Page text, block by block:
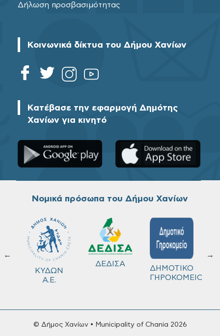
Δήλωση προσβασιμότητας
Κοινωνικά δίκτυα του Δήμου Χανίων
Κατέβασε την εφαρμογή Δημότης
Χανίων για κινητό
Νομικά πρόσωπα του Δήμου Χανίων
←
ΚΥΔΩΝ
Α.Ε.
ΔΕΔΙΣΑ
ΔΗΜΟΤΙΚΟ
ΓΗΡΟΚΟΜΕΙΟ
→
© Δήμος Χανίων • Municipality of Chania 2026